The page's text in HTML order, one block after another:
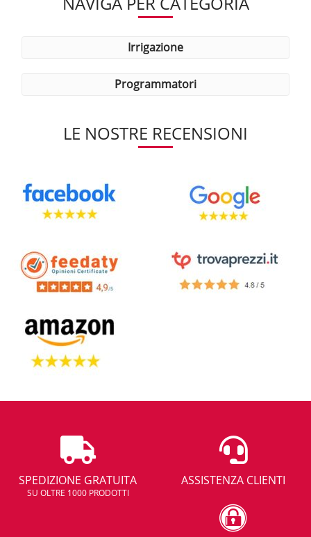
irrigazione
programmatori
LE NOSTRE RECENSIONI
SPEDIZIONE GRATUITA
SU OLTRE 1000 PRODOTTI
ASSISTENZA CLIENTI